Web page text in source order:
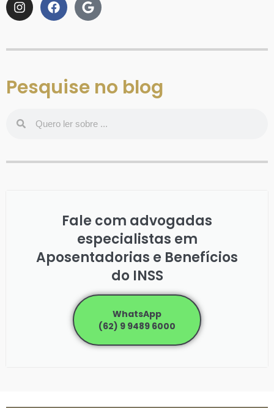
Pesquise no blog
Fale com advogadas
especialistas em
Aposentadorias e Benefícios
do INSS
WhatsApp
(62) 9 9489 6000